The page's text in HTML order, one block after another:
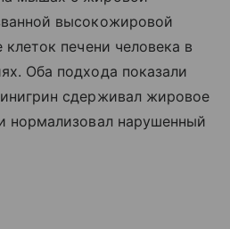
высокожировой
печени человека в
Оба подхода показали
сдерживал жировое
нормализовал нарушенный